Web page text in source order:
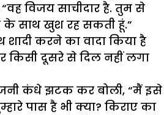
विजय साचीदार है. तुम से
के साथ खुश रह सकती हूं.”
करने का वादा किया है
किसी दूसरे से दिल नहीं लगा
कंधे झटक कर बोली, “मैं इसे
पास है भी क्या? किराए का